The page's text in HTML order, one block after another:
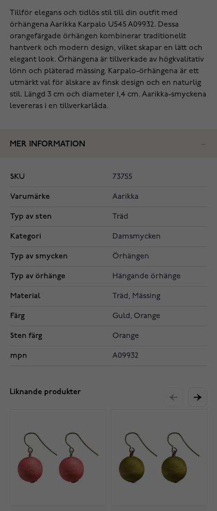
Tillför elegans och tidlös stil till din outfit med
örhängena Aarikka Karpalo U545 A09932. Dessa
orangefärgade örhängen kombinerar traditionellt
hantverk och modern design, vilket skapar en lätt och
elegant look. Örhängena är tillverkade av högkvalitativ
lönn och pläterad mässing. Karpalo-örhängena är ett
utmärkt val för älskare av finsk design och en naturlig
stil. Längd 3 cm och diameter 1,4 cm. Aarikka-smyckena
levereras i en tillverkarlåda.
MER INFORMATION
SKU 73755
Varumärke Aarikka
Typ av sten Träd
Kategori Damsmycken
Typ av smycken Örhängen
Typ av örhänge Hängande örhänge
Material Träd, Mässing
Färg Guld, Orange
Sten färg Orange
mpn A09932
Liknande produkter